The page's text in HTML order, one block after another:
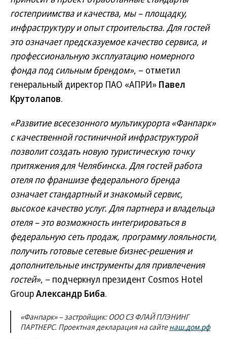
гостеприимства и качества, мы – площадку,
инфраструктуру и опыт строительства. Для гостей
это означает предсказуемое качество сервиса, и
профессиональную эксплуатацию номерного
фонда под сильным брендом», – отметил
генеральный директор ПАО «АПРИ» Павел
Крутолапов.
«Развитие всесезонного мультикурорта «Фанпарк»
с качественной гостиничной инфраструктурой
позволит создать новую туристическую точку
притяжения для Челябинска. Для гостей работа
отеля по франшизе федерального бренда
означает стандартный и знакомый сервис,
высокое качество услуг. Для партнера и владельца
отеля – это возможность интегрироваться в
федеральную сеть продаж, программу лояльности,
получить готовые сетевые бизнес-решения и
дополнительные инструменты для привлечения
гостей», – подчеркнул президент Cosmos Hotel
GroupАлександр Биба.
«Фанпарк» – застройщик: ООО СЗ ФЛАЙ ПЛЭНИНГ
ПАРТНЕРС. Проектная декларация на сайтенаш.дом.рф